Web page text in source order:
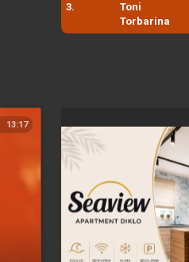
3.
Toni
Torbarina
13:17